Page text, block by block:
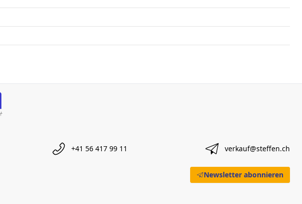
+41 56 417 99 11 verkauf@steffen.ch
Newsletter abonnieren